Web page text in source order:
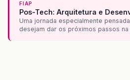
FIAP
Pos-Tech: Arquitetura e
Uma jornada especialmente
desejam dar os próximos passos na